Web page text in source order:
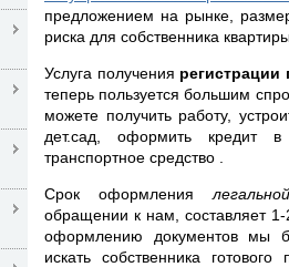
предложением на рынке,
риска для собственника
Услуга получения
теперь пользуется большим
можете получить работу,
дет.сад, оформить кредит
транспортное средство .
Срок оформления
обращении к нам, составляет
оформлению документов мы
искать собственника